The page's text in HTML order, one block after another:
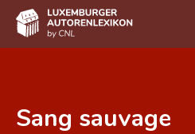
Sang sauvage